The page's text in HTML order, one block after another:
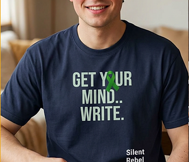
- Tumble dry: low heat
- Iron, steam or dry: low heat
- Do not dryclean